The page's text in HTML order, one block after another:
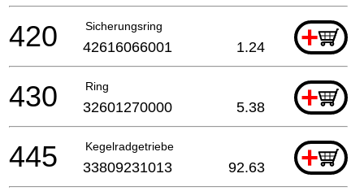
Sicherungsring +
420 42616066001 1.24
Ring +
430 32601270000 5.38
Kegelradgetriebe +
445 33809231013 92.63